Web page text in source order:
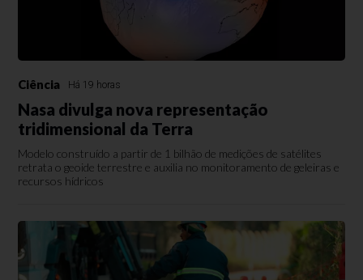
Ciência Há 19 horas
Nasa divulga nova representação
tridimensional da Terra
Modelo construído a partir de 1 bilhão de medições de satélites
retrata o geoide terrestre e auxilia no monitoramento de geleiras e
recursos hídricos